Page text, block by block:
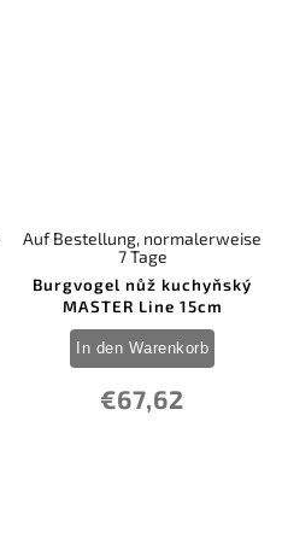
Burgvogel nůž kuchyňský
MASTER Line 15cm
Auf Bestellung, normalerweise
7 Tage
€67,62
In den Warenkorb